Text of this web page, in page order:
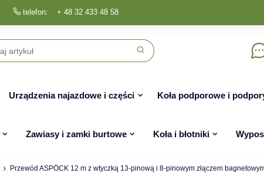
telefon: + 48 32 433 48 58
Urządzenia najazdowe i części Koła podporowe i
Zawiasy i zamki burtowe Koła i błotniki
Przewód ASPÖCK 12 m z wtyczką 13-pinową i 8-pinowym złączem